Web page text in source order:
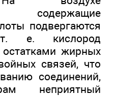
содержащие
подвергаются
т. е. кислород
остатками жирных
связей, что
соединений,
неприятный